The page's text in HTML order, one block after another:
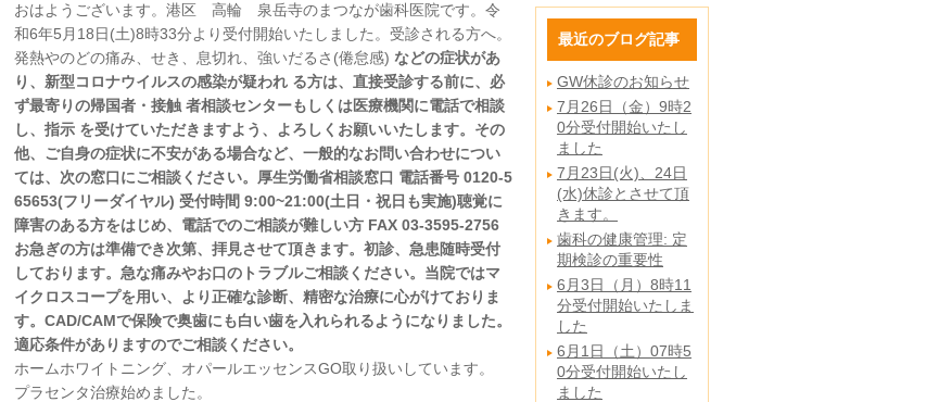
おはようございます。港区 高輪 泉岳寺のまつなが歯科医院です。令
和6年5月18日(土)8時33分より受付開始いたしました。受診される方へ。
発熱やのどの痛み、せき、息切れ、強いだるさ(倦怠感) などの症状があ
り、新型コロナウイルスの感染が疑われ る方は、直接受診する前に、必
ず最寄りの帰国者・接触 者相談センターもしくは医療機関に電話で相談
し、指示 を受けていただきますよう、よろしくお願いいたします。その
他、ご自身の症状に不安がある場合など、一般的なお問い合わせについ
ては、次の窓口にご相談ください。厚生労働省相談窓口 電話番号 0120-5
65653(フリーダイヤル) 受付時間 9:00~21:00(土日・祝日も実施)聴覚に
障害のある方をはじめ、電話でのご相談が難しい方 FAX 03-3595-2756
お急ぎの方は準備でき次第、拝見させて頂きます。初診、急患随時受付
しております。急な痛みやお口のトラブルご相談ください。当院ではマ
イクロスコープを用い、より正確な診断、精密な治療に心がけておりま
す。CAD/CAMで保険で奥歯にも白い歯を入れられるようになりました。
適応条件がありますのでご相談ください。
ホームホワイトニング、オパールエッセンスGO取り扱いしています。
プラセンタ治療始めました。
最近のブログ記事
GW休診のお知らせ
7月26日（金）9時2
0分受付開始いたし
ました
7月23日(火)、24日
(水)休診とさせて頂
きます。
歯科の健康管理: 定
期検診の重要性
6月3日（月）8時11
分受付開始いたしま
した
6月1日（土）07時5
0分受付開始いたし
ました